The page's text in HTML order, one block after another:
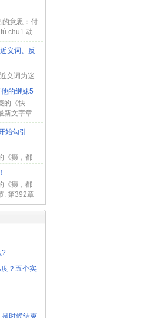
的意思：付
chū1.动
付出，支
义词、反
义词为迷
、引人，
吸引是什
体、力
的继妹5
的《快
新文字章
他的继妹
里总梗...
始勾引
《癫，都
: 第391章
？， 沈
己脸...
《癫，都
: 第392章
名其妙
爅...
?
？五个实
是时候结束